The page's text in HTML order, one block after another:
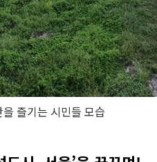
즐기는 시민들 모습